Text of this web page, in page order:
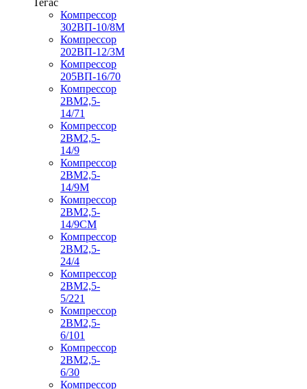
Тегас
Компрессор
302ВП-10/8М
Компрессор
202ВП-12/3М
Компрессор
205ВП-16/70
Компрессор
2ВМ2,5-
14/71
Компрессор
2ВМ2,5-
14/9
Компрессор
2ВМ2,5-
14/9М
Компрессор
2ВМ2,5-
14/9СМ
Компрессор
2ВМ2,5-
24/4
Компрессор
2ВМ2,5-
5/221
Компрессор
2ВМ2,5-
6/101
Компрессор
2ВМ2,5-
6/30
Компрессор